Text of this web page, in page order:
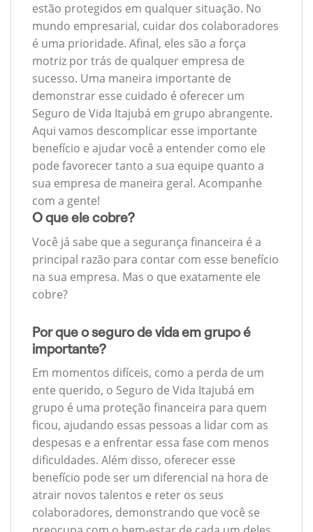
estão protegidos em qualquer situação. No
mundo empresarial, cuidar dos colaboradores
é uma prioridade. Afinal, eles são a força
motriz por trás de qualquer empresa de
sucesso. Uma maneira importante de
demonstrar esse cuidado é oferecer um
Seguro de Vida Itajubá em grupo abrangente.
Aqui vamos descomplicar esse importante
benefício e ajudar você a entender como ele
pode favorecer tanto a sua equipe quanto a
sua empresa de maneira geral. Acompanhe
com a gente!
O que ele cobre?
Você já sabe que a segurança financeira é a
principal razão para contar com esse benefício
na sua empresa. Mas o que exatamente ele
cobre?
Por que o seguro de vida em grupo é
importante?
Em momentos difíceis, como a perda de um
ente querido, o Seguro de Vida Itajubá em
grupo é uma proteção financeira para quem
ficou, ajudando essas pessoas a lidar com as
despesas e a enfrentar essa fase com menos
dificuldades. Além disso, oferecer esse
benefício pode ser um diferencial na hora de
atrair novos talentos e reter os seus
colaboradores, demonstrando que você se